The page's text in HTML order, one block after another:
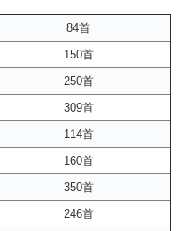
84首
150首
250首
309首
114首
160首
350首
246首